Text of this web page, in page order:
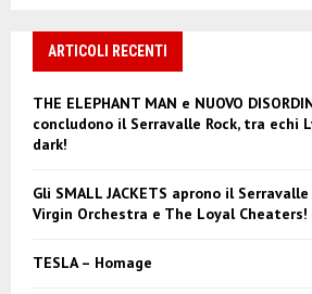
h
o
r
ARTICOLI RECENTI
THE ELEPHANT MAN e NUOVO
concludono il Serravalle Rock, tra echi
dark!
Gli SMALL JACKETS aprono il
Virgin Orchestra e The Loyal Cheaters!
TESLA – Homage